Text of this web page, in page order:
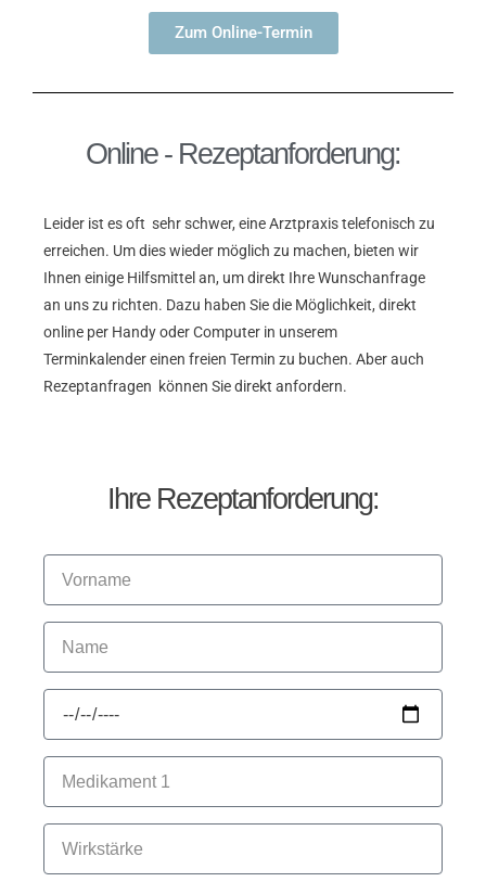
Zum Online-Termin
Online - Rezeptanforderung:
Leider ist es oft sehr schwer, eine Arztpraxis telefonisch zu
erreichen. Um dies wieder möglich zu machen, bieten wir
Ihnen einige Hilfsmittel an, um direkt Ihre Wunschanfrage
an uns zu richten. Dazu haben Sie die Möglichkeit, direkt
online per Handy oder Computer in unserem
Terminkalender einen freien Termin zu buchen. Aber auch
Rezeptanfragen können Sie direkt anfordern.
Ihre Rezeptanforderung: